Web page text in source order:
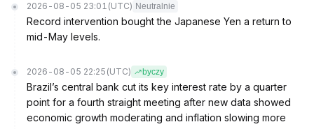
2026-08-05 23:01 (UTC) Neutralnie
Record intervention bought the Japanese Yen a return to
mid-May levels.
2026-08-05 22:25 (UTC) byczy
Brazil’s central bank cut its key interest rate by a quarter
point for a fourth straight meeting after new data showed
economic growth moderating and inflation slowing more